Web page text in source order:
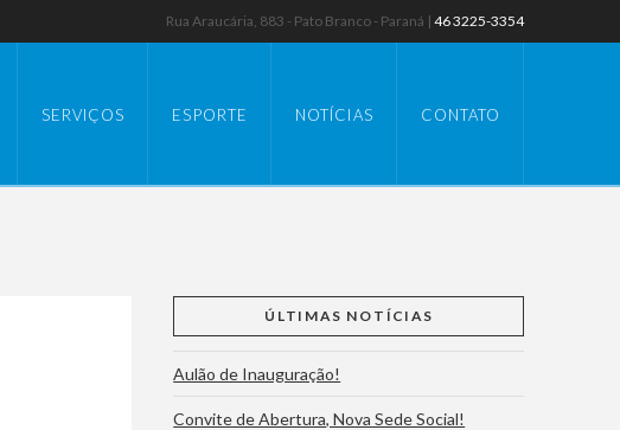
Rua Araucária, 883 - Pato Branco - Paraná |46 3225-3354
SERVIÇOS ESPORTE NOTÍCIAS CONTATO
ÚLTIMAS NOTÍCIAS
Aulão de Inauguração!
Convite de Abertura, Nova Sede Social!